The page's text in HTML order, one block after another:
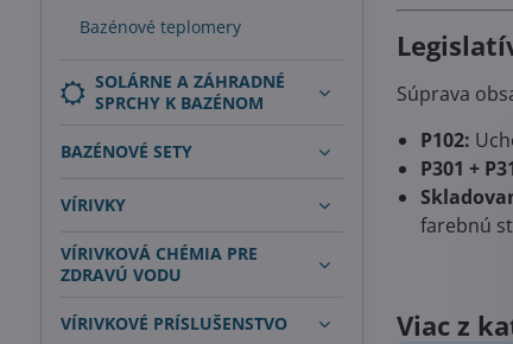
Súprava
P102:
P301 +
farebnú
Viac z
Bazénové teplomery
SOLÁRNE A ZÁHRADNÉ
SPRCHY K BAZÉNOM
BAZÉNOVÉ SETY
VÍRIVKY
VÍRIVKOVÁ CHÉMIA PRE
ZDRAVÚ VODU
VÍRIVKOVÉ PRÍSLUŠENSTVO